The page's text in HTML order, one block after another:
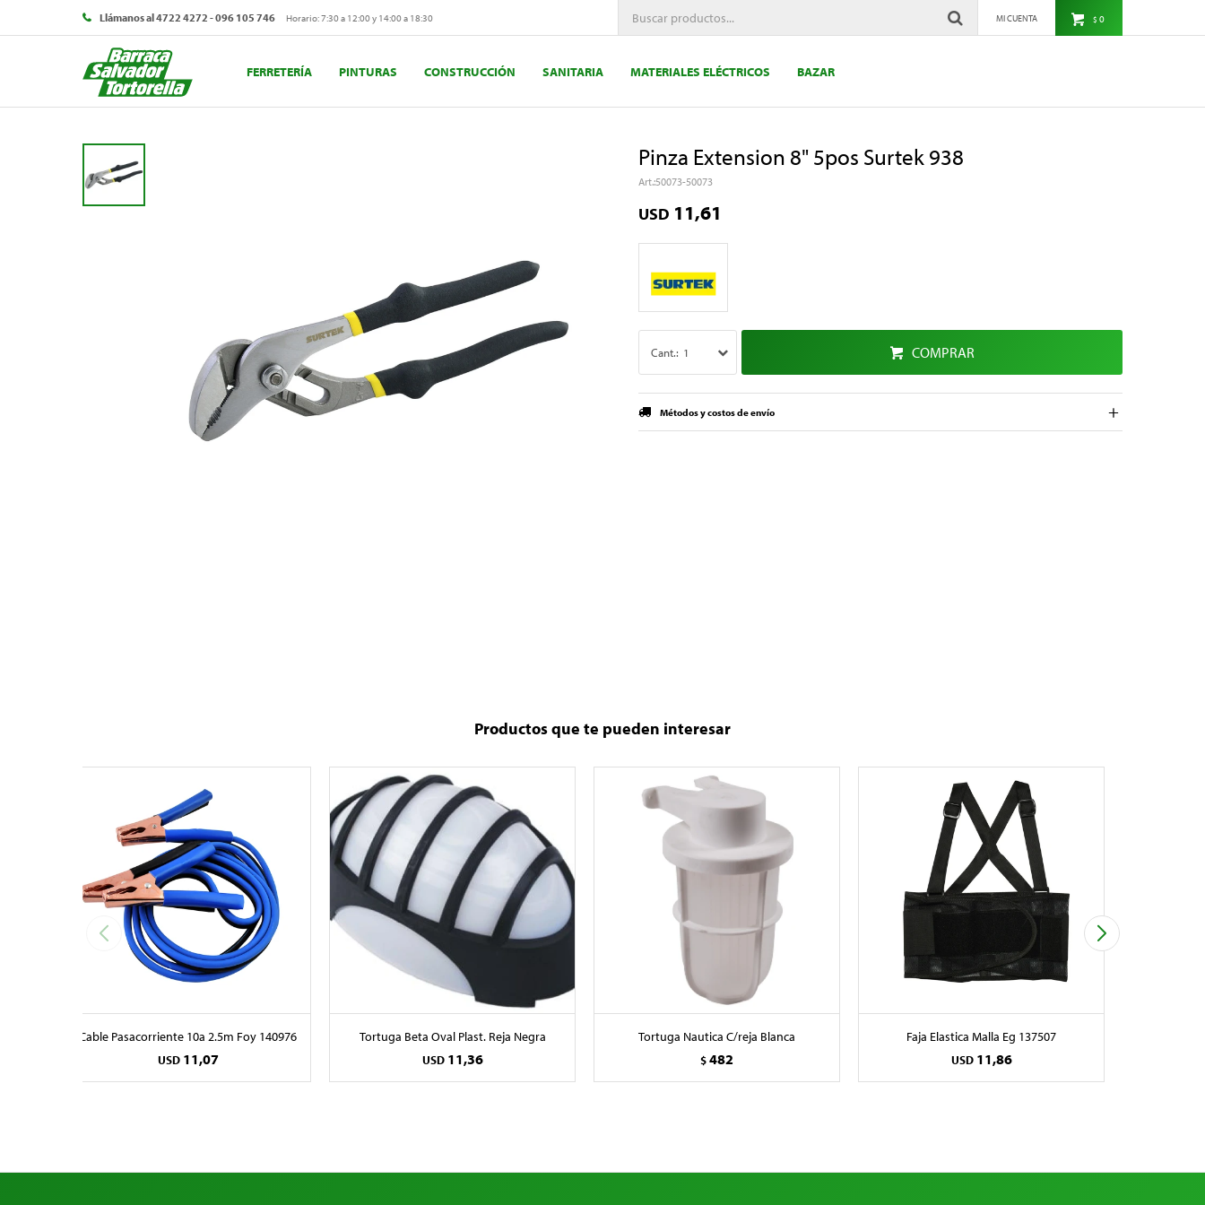
FERRETERÍA PINTURAS CONSTRUCCIÓN SANITARIA MATERIALES ELÉCTRICOS BAZAR
$ 0
Llámanos al 4722 4272 - 096 105 746 Horario: 7:30 a 12:00 y 14:00 a 18:30
Pinza Extension 8" 5pos Surtek 938
50073-50073
USD 11,61
1 COMPRAR
Métodos y costos de envío
Productos que te pueden interesar
Cable Pasacorriente 10a 2.5m Foy 140976
USD 11,07
Tortuga Beta Oval Plast. Reja Negra
USD 11,36
Tortuga Nautica C/reja Blanca
$482
Faja Elastica Malla Eg 137507
USD 11,86